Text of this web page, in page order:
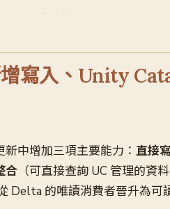
寫入、Unity
中增加三項主要能力： 直接
合 （可直接查詢 UC 管理的資
Delta 的唯讀消費者晉升為可